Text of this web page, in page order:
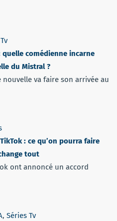
quelle comédienne incarne
du Mistral ?
va faire son arrivée au
: ce qu’on pourra faire
tout
ont annoncé un accord
, Séries Tv